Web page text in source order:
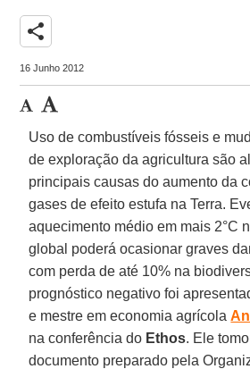
share
16 Junho 2012
Uso de combustíveis fósseis e
de exploração da agricultura são
principais causas do aumento da
gases de efeito estufa na Terra.
aquecimento médio em mais 2°C
global poderá ocasionar graves
com perda de até 10% na
prognóstico negativo foi
e mestre em economia agrícola
na conferência do Ethos. Ele
documento preparado pela